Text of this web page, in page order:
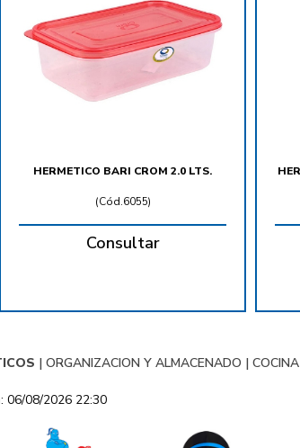
HERMETICO BARI CROM 2.0 LTS.
(Cód.6055)
Consultar
| ORGANIZACION Y ALMACENADO | COCINA
06/08/2026 22:30